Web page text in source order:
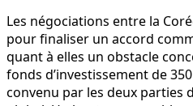
Les négociations entre la
pour finaliser un accord
quant à elles un obstacle
fonds d’investissement de
convenu par les deux parties